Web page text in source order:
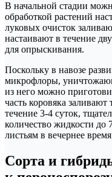
В начальной стадии
обработкой растений
луковых очисток
настаивают в течение
для опрыскивания.
Поскольку в навозе
микрофлоры,
из него можно
часть коровяка
течение 3-4 суток,
количество жидкости до
листьям в вечернее
Сорта и